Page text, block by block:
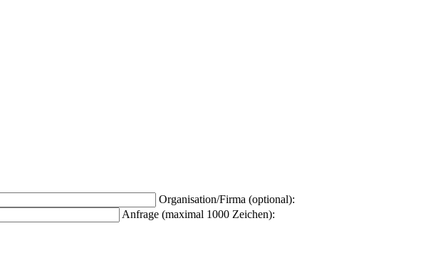
Organisation/Firma (optional):
Anfrage (maximal 1000 Zeichen):